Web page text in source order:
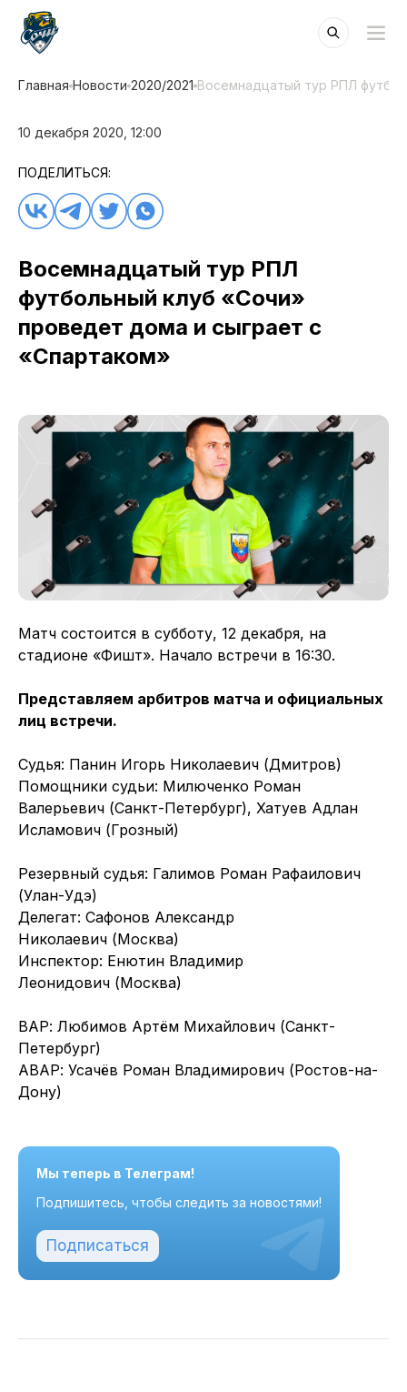
Главная Новости 2020/2021 Восемнадцатый тур РПЛ
10 декабря 2020, 12:00
ПОДЕЛИТЬСЯ:
Восемнадцатый тур РПЛ
футбольный клуб «Сочи»
проведет дома и сыграет с
«Спартаком»
Матч состоится в субботу, 12 декабря, на
стадионе «Фишт». Начало встречи в 16:30.
Представляем арбитров матча и официальных
лиц встречи.
Судья: Панин Игорь Николаевич (Дмитров)
Помощники судьи: Милюченко Роман
Валерьевич (Санкт-Петербург), Хатуев Адлан
Исламович (Грозный)
Резервный судья: Галимов Роман Рафаилович
(Улан-Удэ)
Делегат: Сафонов Александр
Николаевич (Москва)
Инспектор: Енютин Владимир
Леонидович (Москва)
ВАР: Любимов Артём Михайлович (Санкт-
Петербург)
АВАР: Усачёв Роман Владимирович (Ростов-на-
Дону)
Мы теперь в Телеграм!
Подпишитесь, чтобы следить за новостями!
Подписаться